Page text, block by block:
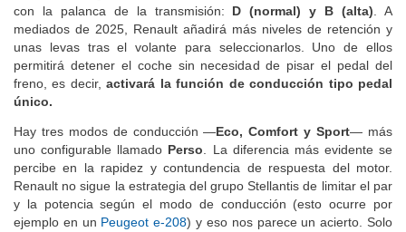
con la palanca de la transmisión: D (normal) y B (alta). A
mediados de 2025, Renault añadirá más niveles de retención y
unas levas tras el volante para seleccionarlos. Uno de ellos
permitirá detener el coche sin necesidad de pisar el pedal del
freno, es decir,activará la función de conducción tipo pedal
único.
Hay tres modos de conducción —Eco, Comfort y Sport— más
uno configurable llamado Perso. La diferencia más evidente se
percibe en la rapidez y contundencia de respuesta del motor.
Renault no sigue la estrategia del grupo Stellantis de limitar el par
y la potencia según el modo de conducción (esto ocurre por
ejemplo en un Peugeot e-208) y eso nos parece un acierto. Solo